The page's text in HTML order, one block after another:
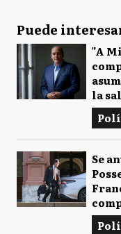
Puede
"A
la
Se